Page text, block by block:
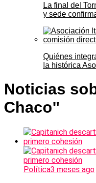
La final del
y sede
Quiénes
la histórica
Noticias
Chaco"
Política3 meses ago